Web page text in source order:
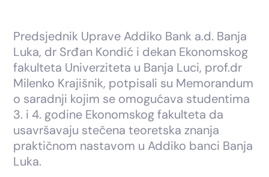
Predsjednik Uprave Addiko Bank a.d. Banja
Luka, dr Srđan Kondić i dekan Ekonomskog
fakulteta Univerziteta u Banja Luci, prof.dr
Milenko Krajišnik, potpisali su Memorandum
o saradnji kojim se omogućava studentima
3. i 4. godine Ekonomskog fakulteta da
usavršavaju stečena teoretska znanja
praktičnom nastavom u Addiko banci Banja
Luka.